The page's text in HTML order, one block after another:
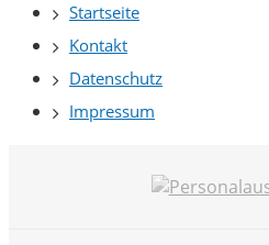
Startseite
Kontakt
Datenschutz
Impressum